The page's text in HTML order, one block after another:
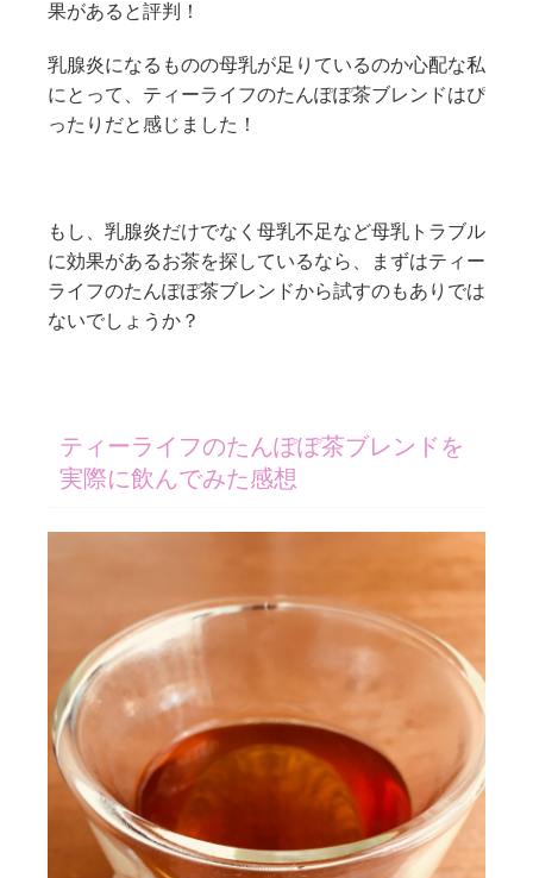
果があると評判！
乳腺炎になるものの母乳が足りているのか心配な私
にとって、ティーライフのたんぽぽ茶ブレンドはぴ
ったりだと感じました！
もし、乳腺炎だけでなく母乳不足など母乳トラブル
に効果があるお茶を探しているなら、まずはティー
ライフのたんぽぽ茶ブレンドから試すのもありでは
ないでしょうか？
ティーライフのたんぽぽ茶ブレンドを
実際に飲んでみた感想